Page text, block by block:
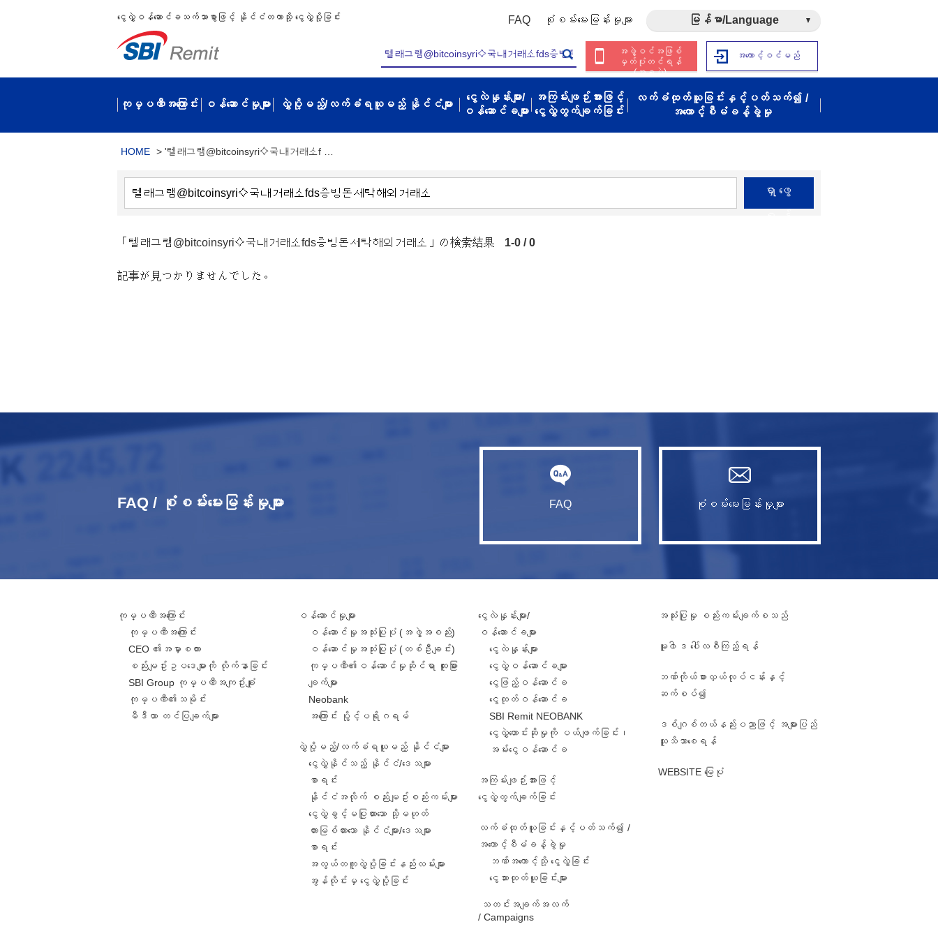
ငွေလွှဲဝန်ဆောင်ခသက်သာစွာဖြင့် နိုင်ငံတကာသို့ ငွေလွှဲပို့ခြင်း FAQ စုံစမ်းမေးမြန်းမှုများ မြန်မာ/Language
အဖွဲ့ဝင်အဖြစ်
မှတ်ပုံတင်ရန်
(အခမဲ့)
အကောင့်ဝင်မည်
ကုမ္ပဏီအကြောင်း ဝန်ဆောင်မှုများ လွှဲပို့မည့်/လက်ခံရယူမည့် နိုင်ငံများ
ငွေလဲနှုန်းများ/
ဝန်ဆောင်ခများ
အကြမ်းဖျဉ်းအားဖြင့်
ငွေလွှဲတွက်ချက်ခြင်း
လက်ခံထုတ်ယူခြင်းနှင့်ပတ်သက်၍ /
အကောင့်စီမံခန့်ခွဲမှု
HOME > '텔래그램@bitcoinsyri⟡국내거래소f …
ရှာဖွေ
「텔래그램@bitcoinsyri⟡국내거래소fds증빙돈세탁해외거래소」の検索結果 1-0 / 0
記事が見つかりませんでした。
FAQ / စုံစမ်းမေးမြန်းမှုများ FAQ စုံစမ်းမေးမြန်းမှုများ
ကုမ္ပဏီအကြောင်း
ကုမ္ပဏီအကြောင်း
CEO ၏အမှာစကား
စည်းမျဥ်းဥပဒေများကို လိုက်နာခြင်း
SBI Group ကုမ္ပဏီအကျဥ်းချုံး
ကုမ္ပဏီ၏သမိုင်း
မီဒီယာ တင်ပြချက်များ
ဝန်ဆောင်မှုများ
ဝန်ဆောင်မှုအသုံးပြုပုံ (အဖွဲ့အစည်း)
ဝန်ဆောင်မှုအသုံးပြုပုံ (တစ်ဦးချင်း)
ကုမ္ပဏီ၏ဝန်ဆောင်မှုဆိုင်ရာ ထူးခြား
ချက်များ
Neobank
အကြောင်း ပွိုင့်ပရိုဂရမ်
လွှဲပို့မည့်/လက်ခံရယူမည့် နိုင်ငံများ
ငွေလွှဲနိုင်သည့် နိုင်ငံ/ဒေသများ
စာရင်း
နိုင်ငံအလိုက် စည်းမျဥ်းစည်းကမ်းများ
ငွေလွှဲခွင့်မပြုထားသော သို့မဟုတ်
တားမြစ်ထားသော နိုင်ငံများ/ဒေသများ
စာရင်း
အလွယ်တကူလွှဲပို့ခြင်းနည်းလမ်းများ
အွန်လိုင်းမှ ငွေလွှဲပို့ခြင်း
ငွေလဲနှုန်းများ/
ဝန်ဆောင်ခများ
ငွေလဲနှုန်းများ
ငွေလွှဲဝန်ဆောင်ခများ
ငွေဖြည့်ဝန်ဆောင်ခ
ငွေထုတ်ဝန်ဆောင်ခ
SBI Remit NEOBANK
ငွေလွှဲတောင်းဆိုမှုကို ပယ်ဖျက်ခြင်း၊
အမ်းငွေဝန်ဆောင်ခ
အကြမ်းဖျဉ်းအားဖြင့်
ငွေလွှဲတွက်ချက်ခြင်း
လက်ခံထုတ်ယူခြင်းနှင့်ပတ်သက်၍ /
အကောင့်စီမံခန့်ခွဲမှု
ဘဏ်အကောင့်သို့ ငွေလွှဲခြင်း
ငွေသားထုတ်ယူခြင်းများ
သတင်းအချက်အလက်
/ Campaigns
အသုံးပြုမှု စည်းကမ်းချက်စသည်
မူ၀ါဒ ပေါ်လစီကြည့်ရန်
ဘဏ်ကိုယ်စားလှယ်လုပ်ငန်းနှင့်
ဆက်စပ်၍
ဒစ်ဂျစ်တယ်နည်းပညာဖြင့် အများပြည်
သူသိသာစေရန်
WEBSITE မြေပုံ